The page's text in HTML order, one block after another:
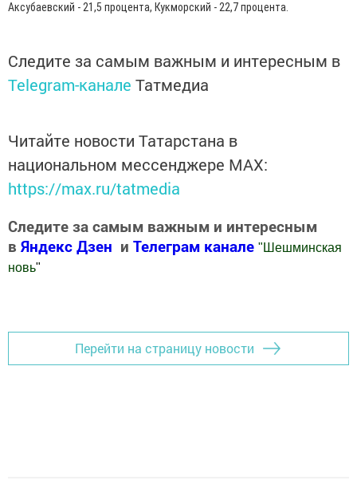
Аксубаевский - 21,5 процента, Кукморский - 22,7 процента.
Следите за самым важным и интересным в
Telegram-канале Татмедиа
Читайте новости Татарстана в
национальном мессенджере MАХ:
https://max.ru/tatmedia
Следите за самым важным и интересным
в Яндекс Дзен и Телеграм канале " Шешминская
новь"
Перейти на страницу новости